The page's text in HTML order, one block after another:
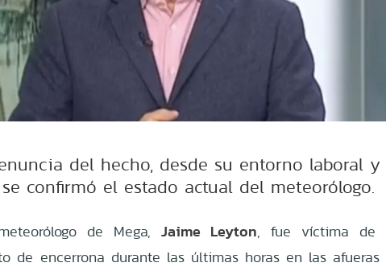
del hecho, desde su entorno laboral y
confirmó el estado actual del meteorólogo.
de Mega, Jaime Leyton, fue víctima de
de encerrona durante las últimas horas en las afueras